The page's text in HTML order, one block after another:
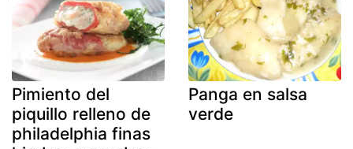
Pimiento del
piquillo relleno de
philadelphia finas
Panga en salsa
verde